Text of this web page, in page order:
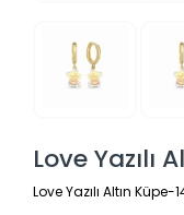
Love Yazılı
Love Yazılı Altın Küpe-